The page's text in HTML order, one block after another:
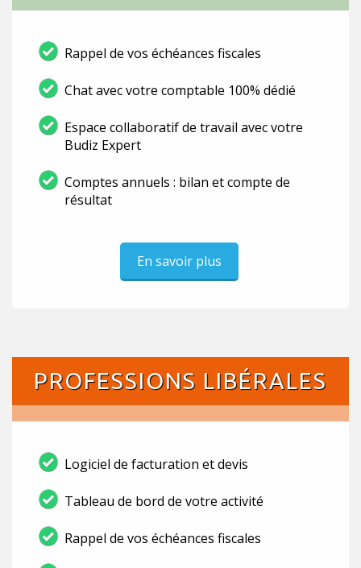
Rappel de vos échéances fiscales
Chat avec votre comptable 100% dédié
Espace collaboratif de travail avec votre
Budiz Expert
Comptes annuels : bilan et compte de
résultat
En savoir plus
PROFESSIONS LIBÉRALES
Logiciel de facturation et devis
Tableau de bord de votre activité
Rappel de vos échéances fiscales